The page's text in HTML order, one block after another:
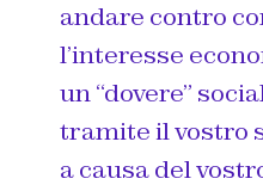
andare contro
l’interesse
un “dovere”
tramite il vostro
a causa del